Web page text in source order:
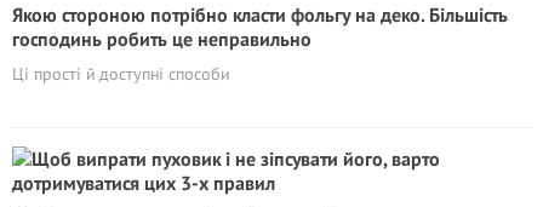
Якою стороною потрібно класти фольгу на деко. Більшість
господинь робить це неправильно
Ці прості й доступні способи